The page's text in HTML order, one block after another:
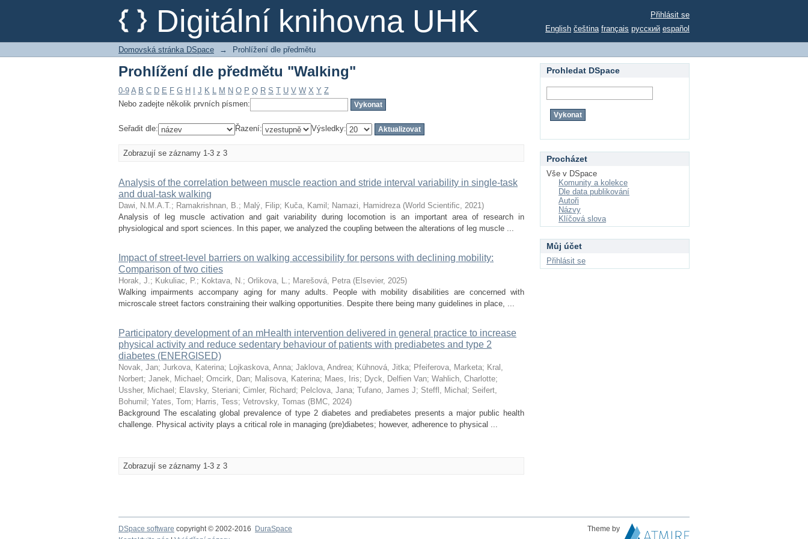
Digitální knihovna UHK
Prohlížení dle předmětu "Walking"
Přihlásit se
English čeština français русский español
Domovská stránka DSpace → Prohlížení dle předmětu
Prohlížení dle předmětu "Walking"
0-9 A B C D E F G H J K L M N O P Q R S T U V W X Y Z
Nebo zadejte několik prvních písmen:
Seřadit dle: Řazení: Výsledky:
Zobrazují se záznamy 1-3 z 3
Analysis of the correlation between muscle reaction and stride interval variability in single-task
and dual-task walking
Dawi, N.M.A.T.; Ramakrishnan, B.; Malý, Filip; Kuča, Kamil ; Namazi, Hamidreza (World Scientific, 2021)
Analysis of leg muscle activation and gait variability during locomotion is an important area of research in
physiological and sport sciences. In this paper, we analyzed the coupling between the alterations of leg muscle ...
Impact of street-level barriers on walking accessibility for persons with declining mobility:
Comparison of two cities
Horak, J.; Kukuliac, P.; Koktava, N.; Orlikova, L.; Marešová, Petra (Elsevier, 2025)
Walking impairments accompany aging for many adults. People with mobility disabilities are concerned with
microscale street factors constraining their walking opportunities. Despite there being many guidelines in place, ...
Participatory development of an mHealth intervention delivered in general practice to increase
physical activity and reduce sedentary behaviour of patients with prediabetes and type 2
diabetes (ENERGISED)
Novak, Jan; Jurkova, Katerina; Lojkaskova, Anna; Jaklova, Andrea; Kühnová, Jitka; Pfeiferova, Marketa; Kral,
Norbert; Janek, Michael ; Omcirk, Dan; Malisova, Katerina; Maes, Iris; Dyck, Delfien Van; Wahlich, Charlotte;
Ussher, Michael ; Elavsky, Steriani; Cimler, Richard; Pelclova, Jana; Tufano, James J; Steffl, Michal ; Seifert,
Bohumil ; Yates, Tom; Harris, Tess; Vetrovsky, Tomas (BMC, 2024)
Background The escalating global prevalence of type 2 diabetes and prediabetes presents a major public health
challenge. Physical activity plays a critical role in managing (pre)diabetes; however, adherence to physical ...
Zobrazují se záznamy 1-3 z 3
Prohledat DSpace
Procházet
Vše v DSpace
Komunity a kolekce
Dle data publikování
Autoři
Názvy
Klíčová slova
Můj účet
Přihlásit se
DSpace software copyright © 2002-2016 DuraSpace
Theme by